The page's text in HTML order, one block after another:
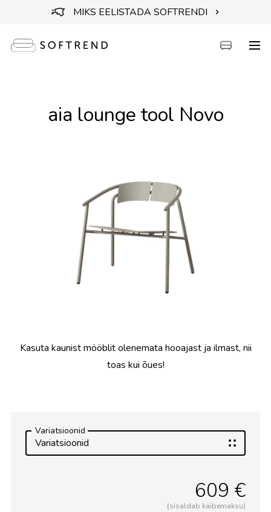
MIKS EELISTADA SOFTRENDI
aia lounge tool Novo
Kasuta kaunist mööblit olenemata hooajast ja ilmast, nii
toas kui õues!
Variatsioonid
Variatsioonid
609 €
(sisaldab käibemaksu)